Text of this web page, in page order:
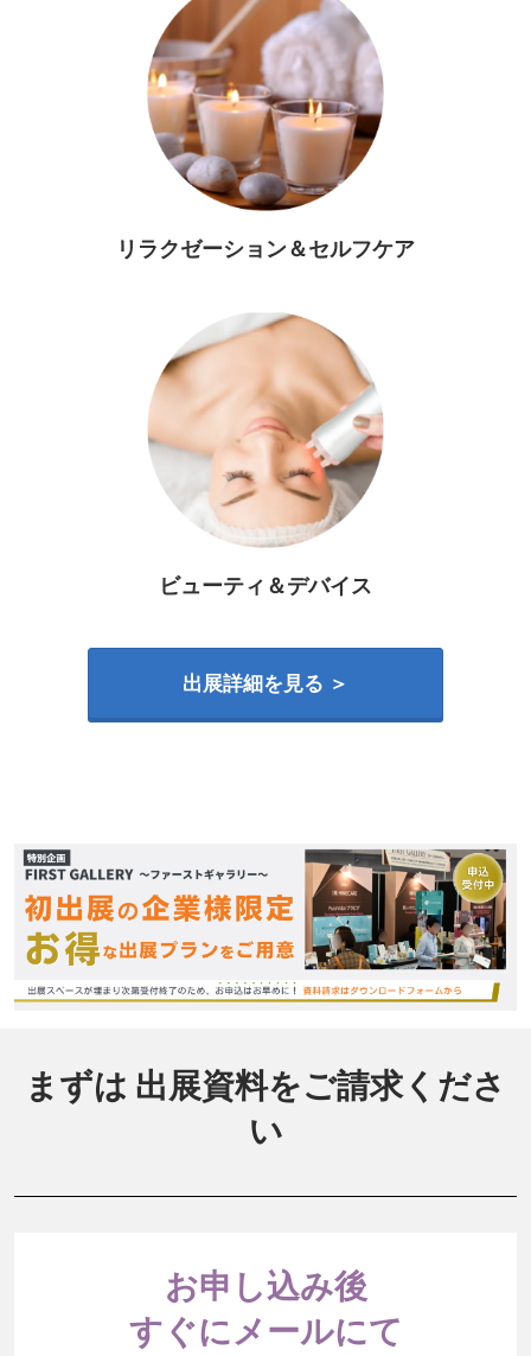
リラクゼーション＆セルフケア
ビューティ＆デバイス
出展詳細を見る ＞
まずは 出展資料をご請求くださ
い
お申し込み後
すぐにメールにて